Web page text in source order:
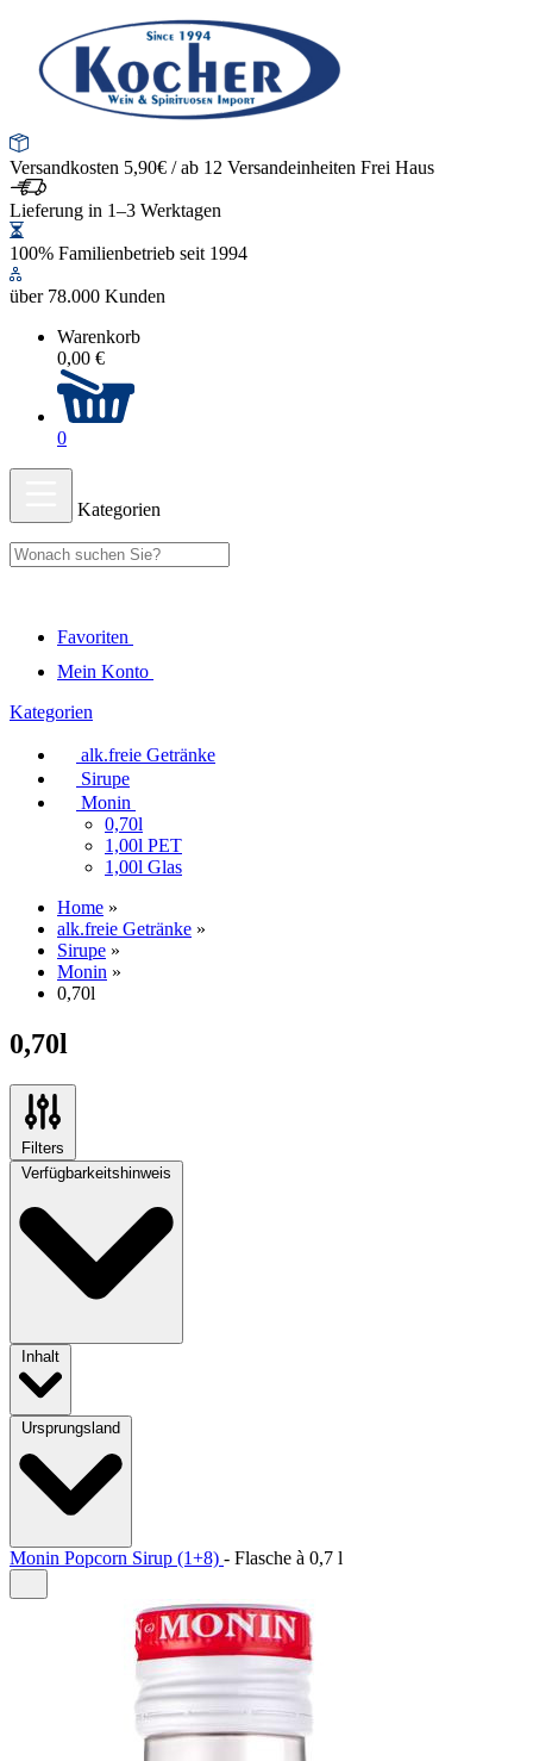
Versandkosten 5,90€ / ab 12 Versandeinheiten Frei Haus
Lieferung in 1–3 Werktagen
100% Familienbetrieb seit 1994
über 78.000 Kunden
Warenkorb
0,00 €
0
Kategorien
Favoriten
Mein Konto
Kategorien
alk.freie Getränke
Sirupe
Monin
0,70l
1,00l PET
1,00l Glas
Home »
alk.freie Getränke »
Sirupe »
Monin »
0,70l
0,70l
Filters
Verfügbarkeitshinweis
Inhalt
Ursprungsland
Monin Popcorn Sirup (1+8) - Flasche à 0,7 l